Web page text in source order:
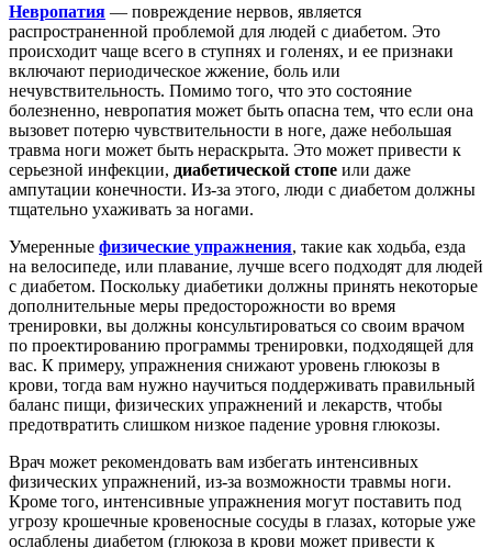
Невропатия — повреждение нервов, является
распространенной проблемой для людей с диабетом. Это
происходит чаще всего в ступнях и голенях, и ее признаки
включают периодическое жжение, боль или
нечувствительность. Помимо того, что это состояние
болезненно, невропатия может быть опасна тем, что если она
вызовет потерю чувствительности в ноге, даже небольшая
травма ноги может быть нераскрыта. Это может привести к
серьезной инфекции, диабетической стопе или даже
ампутации конечности. Из-за этого, люди с диабетом должны
тщательно ухаживать за ногами.
Умеренные физические упражнения, такие как ходьба, езда
на велосипеде, или плавание, лучше всего подходят для людей
с диабетом. Поскольку диабетики должны принять некоторые
дополнительные меры предосторожности во время
тренировки, вы должны консультироваться со своим врачом
по проектированию программы тренировки, подходящей для
вас. К примеру, упражнения снижают уровень глюкозы в
крови, тогда вам нужно научиться поддерживать правильный
баланс пищи, физических упражнений и лекарств, чтобы
предотвратить слишком низкое падение уровня глюкозы.
Врач может рекомендовать вам избегать интенсивных
физических упражнений, из-за возможности травмы ноги.
Кроме того, интенсивные упражнения могут поставить под
угрозу крошечные кровеносные сосуды в глазах, которые уже
ослаблены диабетом (глюкоза в крови может привести к